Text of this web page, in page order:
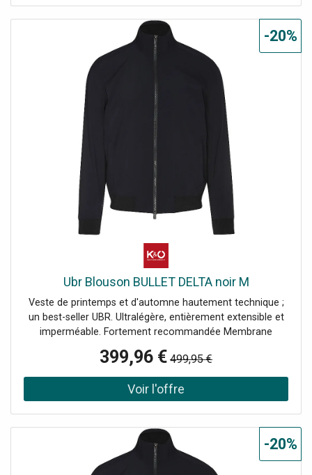
exceptionnelle™ 500 g Uni Nom de la couleur : Black
Knight Matériau : 86 % nylon, 14 % élasthanne
Ubr Blouson BULLET DELTA noir M
Veste de printemps et d'automne hautement technique ;
un best-seller UBR. Ultralégère, entièrement extensible et
imperméable. Fortement recommandée Membrane
montant Manches longues Se ferme avec une fermeture
éclair à double sens Colonne d'eau de 20 000 mm
Respirabilité de 20 000 g/24h Construction stretch
dynamique dans 4 directions Coutures scellées
exceptionnelle™ 500 g Uni Nom de la couleur : Black
Knight Matériau : 86 % nylon, 14 % élasthanne
399,96 € 499,95 €
-20%
-20%